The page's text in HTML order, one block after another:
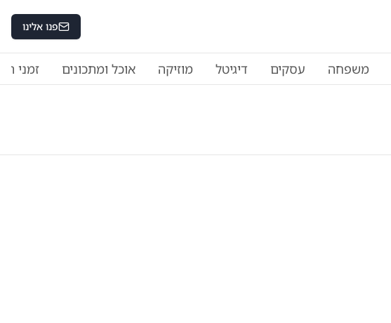
פנו אלינו
משפחה עסקים דיגיטל מוזיקה אוכל ומתכונים זמני